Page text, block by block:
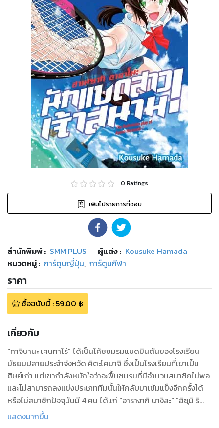
0 Ratings
เพิ่มไปรายการที่ชอบ
สำนักพิมพ์: SMM PLUS ผู้แต่ง : Kousuke Hamada
หมวดหมู่: การ์ตูนญี่ปุ่น, การ์ตูนกีฬา
ราคา
ซื้อฉบับนี้: 59.00 ฿
เกี่ยวกับ
"ทาจิบานะ เคนทาโร่" ได้เป็นโค้ชชมรมแบดมินตันของโรงเรียน
มัธยมปลายประจำจังหวัด คิตะโคมาจิ ซึ่งเป็นโรงเรียนที่เขาเป็น
ศิษย์เก่า แต่เขากำลังหนักใจว่าจะฟื้นชมรมที่มีจำนวนสมาชิกไม่พอ
และไม่สามารถลงแข่งประเภททีมนั้นให้กลับมาเข้มแข็งอีกครั้งได้
หรือไม่สมาชิกปัจจุบันมี 4 คน ได้แก่ "อารางากิ นางิสะ" "ฮิซุมิ ริ
โกะ" "เอบินะ ยู" "อิเซฮาระ โซระ" (และมีผู้ชายอีก 2 คน...ซึ่งก็น้อย
แสดงมากขึ้น